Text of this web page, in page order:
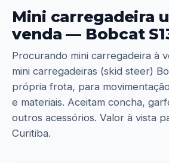
Mini carregadeira
venda — Bobcat
Procurando mini carregadeira à
mini carregadeiras (skid steer)
própria frota, para
e materiais. Aceitam concha,
outros acessórios. Valor à vista
Curitiba.